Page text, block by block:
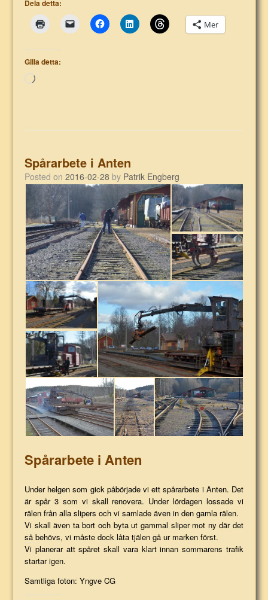
Dela detta:
Mer
Gilla detta:
Laddar
Spårarbete i Anten
Posted on 2016-02-28 by Patrik Engberg
Spårarbete i Anten
Under helgen som gick påbörjade vi ett spårarbete i Anten. Det
är spår 3 som vi skall renovera. Under lördagen lossade vi
rälen från alla slipers och vi samlade även in den gamla rälen.
Vi skall även ta bort och byta ut gammal sliper mot ny där det
så behövs, vi måste dock låta tjälen gå ur marken först.
Vi planerar att spåret skall vara klart innan sommarens trafik
startar igen.
Samtliga foton: Yngve CG